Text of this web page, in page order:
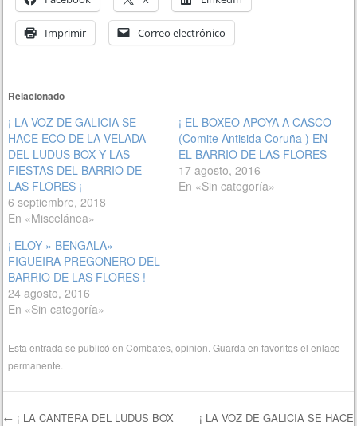
Imprimir Correo electrónico
Relacionado
¡ LA VOZ DE GALICIA SE
HACE ECO DE LA VELADA
DEL LUDUS BOX Y LAS
FIESTAS DEL BARRIO DE
LAS FLORES ¡
6 septiembre, 2018
En «Miscelánea»
¡ EL BOXEO APOYA A CASCO
(Comite Antisida Coruña ) EN
EL BARRIO DE LAS FLORES
17 agosto, 2016
En «Sin categoría»
¡ ELOY » BENGALA»
FIGUEIRA PREGONERO DEL
BARRIO DE LAS FLORES !
24 agosto, 2016
En «Sin categoría»
Esta entrada se publicó enCombates ,opinion . Guarda en favoritos elenlace
permanente
← ¡ LA CANTERA DEL LUDUS BOX
¡ LA VOZ DE GALICIA SE HACE